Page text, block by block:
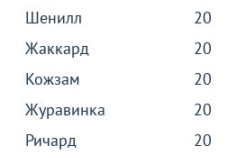
Шенилл
20
Жаккард
20
Кожзам
20
Журавинка
20
Ричард
20
Акции для вас